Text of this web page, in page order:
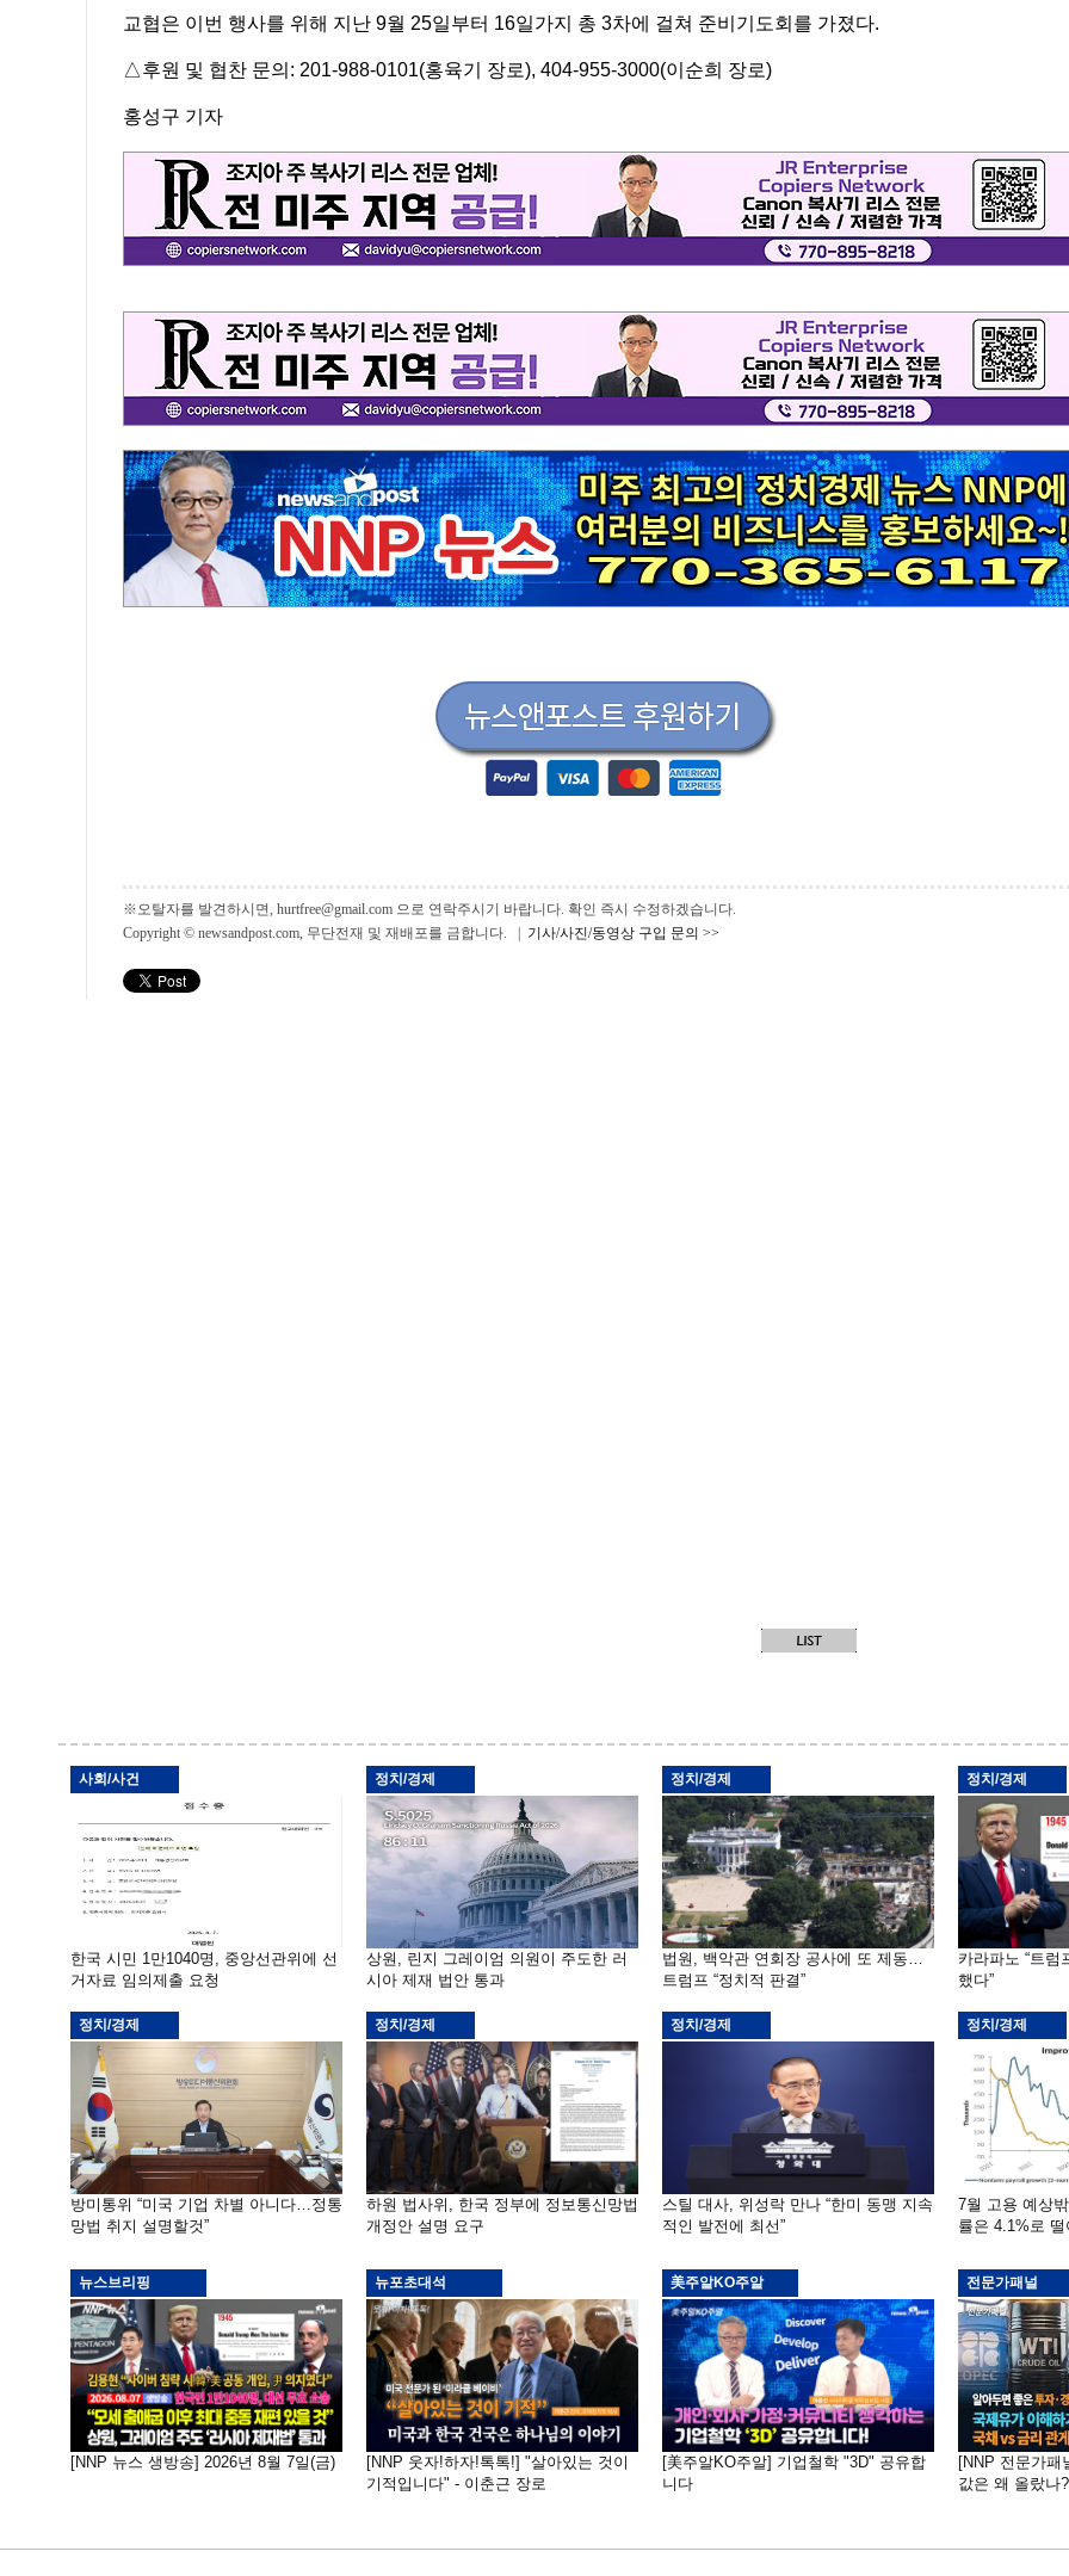
교협은 이번 행사를 위해 지난 9월 25일부터 16일가지 총 3차에 걸쳐 준비기도회를 가졌다.
△후원 및 협찬 문의: 201-988-0101(홍육기 장로), 404-955-3000(이순희 장로)
홍성구 기자
※오탈자를 발견하시면, hurtfree@gmail.com 으로 연락주시기 바랍니다. 확인 즉시 수정하겠습니다.
Copyright © newsandpost.com, 무단전재 및 재배포를 금합니다. | 기사/사진/동영상 구입 문의 >>
사회/사건
한국 시민 1만1040명, 중앙선관위에 선
거자료 임의제출 요청
정치/경제
상원, 린지 그레이엄 의원이 주도한 러
시아 제재 법안 통과
정치/경제
법원, 백악관 연회장 공사에 또 제동…
트럼프 “정치적 판결”
정치/경제
카라파노 “트럼
했다”
정치/경제
방미통위 “미국 기업 차별 아니다…정통
망법 취지 설명할것”
정치/경제
하원 법사위, 한국 정부에 정보통신망법
개정안 설명 요구
정치/경제
스틸 대사, 위성락 만나 “한미 동맹 지속
적인 발전에 최선”
정치/경제
7월 고용 예상
률은 4.1%로 떨
뉴스브리핑
[NNP 뉴스 생방송] 2026년 8월 7일(금)
뉴포초대석
[NNP 웃자!하자!톡톡!] "살아있는 것이
기적입니다" - 이춘근 장로
美주알KO주알
[美주알KO주알] 기업철학 "3D" 공유합
니다
전문가패널
[NNP 전문가패
값은 왜 올랐